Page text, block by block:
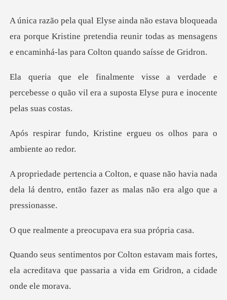
a
era porque Kristine pretendia reunir todas as mensage
dade e
percebesse o quão vil era a supost
stine ergueu os olhos pa
não havia nada
dela lá dentro, então fazer
preocupava era s
mais fortes,
ela acreditava que passaria a